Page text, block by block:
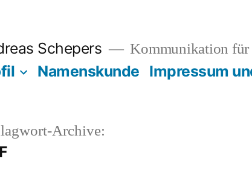
Schepers Kommunikation
Namenskunde Impressum
Archive: